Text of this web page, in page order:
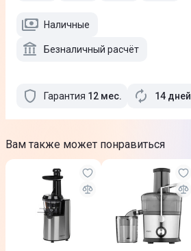
Наличные
Безналичный расчёт
Гарантия 12 мес. 14 дней
Вам также может понравиться